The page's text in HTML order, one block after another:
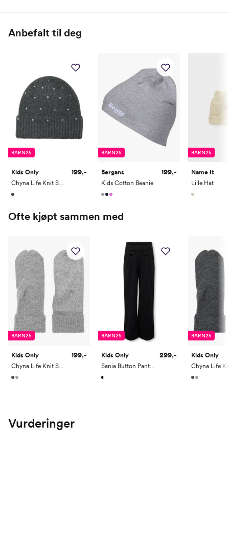
Anbefalt til deg
BARN25
Kids Only
199,-
BARN25
Bergans
Kids Cotton Beanie
199,-
BARN25
Name It
Lille Hat
Ofte kjøpt sammen med
BARN25
Kids Only
Chyna Life Knit Soft Mittens
199,-
BARN25
Kids Only
Sania Button Pant Junior
299,-
BARN25
Kids Only
Vurderinger